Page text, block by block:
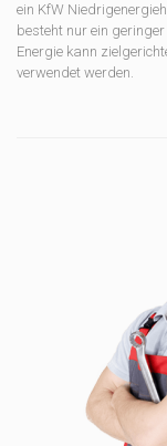
ein KfW
besteht nur ein
Energie kann
verwendet werden.